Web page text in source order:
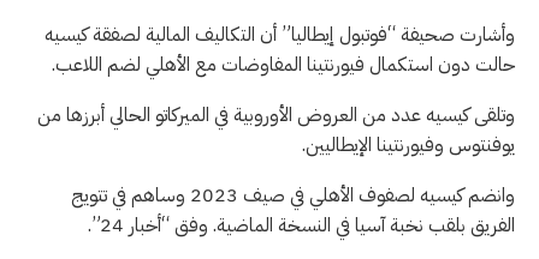
وأشارت صحيفة “فوتبول إيطاليا” أن التكاليف المالية لصفقة كيسيه
حالت دون استكمال فيورنتينا المفاوضات مع الأهلي لضم اللاعب.
وتلقى كيسيه عدد من العروض الأوروبية في الميركاتو الحالي أبرزها من
يوفنتوس وفيورنتينا الإيطاليين.
وانضم كيسيه لصفوف الأهلي في صيف 2023 وساهم في تتويج
الفريق بلقب نخبة آسيا في النسخة الماضية. وفق “أخبار 24”.